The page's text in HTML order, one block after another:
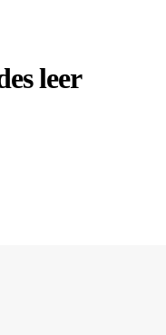
leer